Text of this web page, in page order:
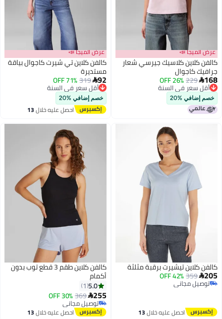
عرض الميجا 📣
كالفن كلاين كلاسيك جيرسي شعار
جرافيك كاجوال
168
229
26% OFF
أقل سعر في السنة
أقل سعر في السنة
خصم إضافي %20
عرض الميجا 📣
كالفن كلاين تي شيرت كاجوال بياقة
مستديرة
92
319
71% OFF
أقل سعر في السنة
توصيل مجاني
أقل سعر في السنة
خصم إضافي %20
احصل عليه خلال13
كالفن كلاين تيشيرت برقبة مثلثة
205
359
42% OFF
توصيل مجاني
توصيل مجاني
احصل عليه خلال13
كالفن كلاين طقم 3 قطع توب بدون
أكمام
5.0
1
255
369
30% OFF
توصيل مجاني
توصيل مجانياحصل عليه خلال13